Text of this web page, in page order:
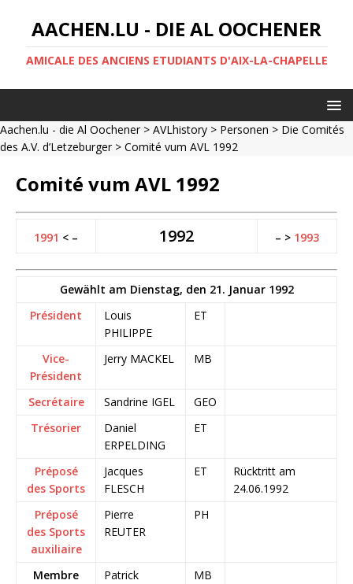
AACHEN.LU - DIE AL OOCHENER
AMICALE DES ANCIENS ETUDIANTS D'AIX-LA-CHAPELLE
Aachen.lu - die Al Oochener> AVLhistory > Personen > Die Comités
des A.V. d’Letzeburger> Comité vum AVL 1992
Comité vum AVL 1992
1991 < – 1992 – > 1993
Gewählt am Dienstag, den 21. Januar 1992
Président
Louis
PHILIPPE
ET
Vice-
Président
Jerry MACKEL MB
Secrétaire Sandrine IGEL
GEO
Trésorier
Daniel
ERPELDING
ET
Préposé
des Sports
Jacques
FLESCH
ET
Rücktritt am
24.06.1992
Préposé
des Sports
auxiliaire
Pierre
REUTER
PH
Membre
Patrick
MB